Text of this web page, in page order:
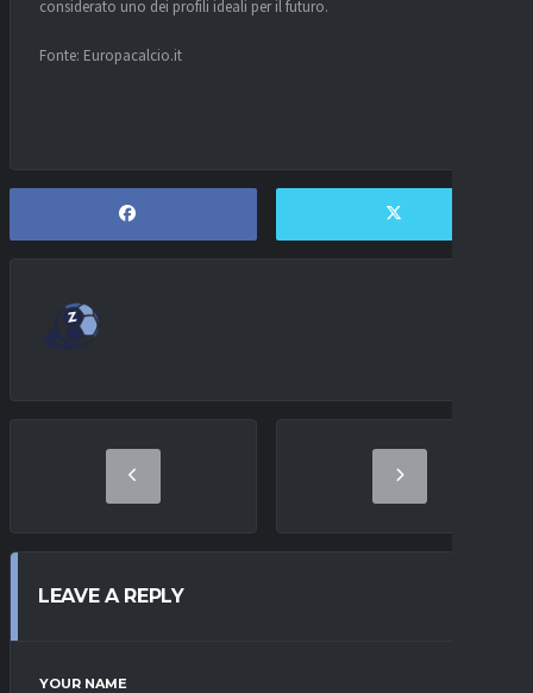
considerato uno dei profili ideali per il futuro.
Fonte: Europacalcio.it
LEAVE A REPLY
YOUR NAME